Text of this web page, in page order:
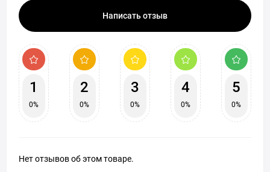
Написать отзыв
1
0%
2
0%
3
0%
4
0%
5
0%
Нет отзывов об этом товаре.